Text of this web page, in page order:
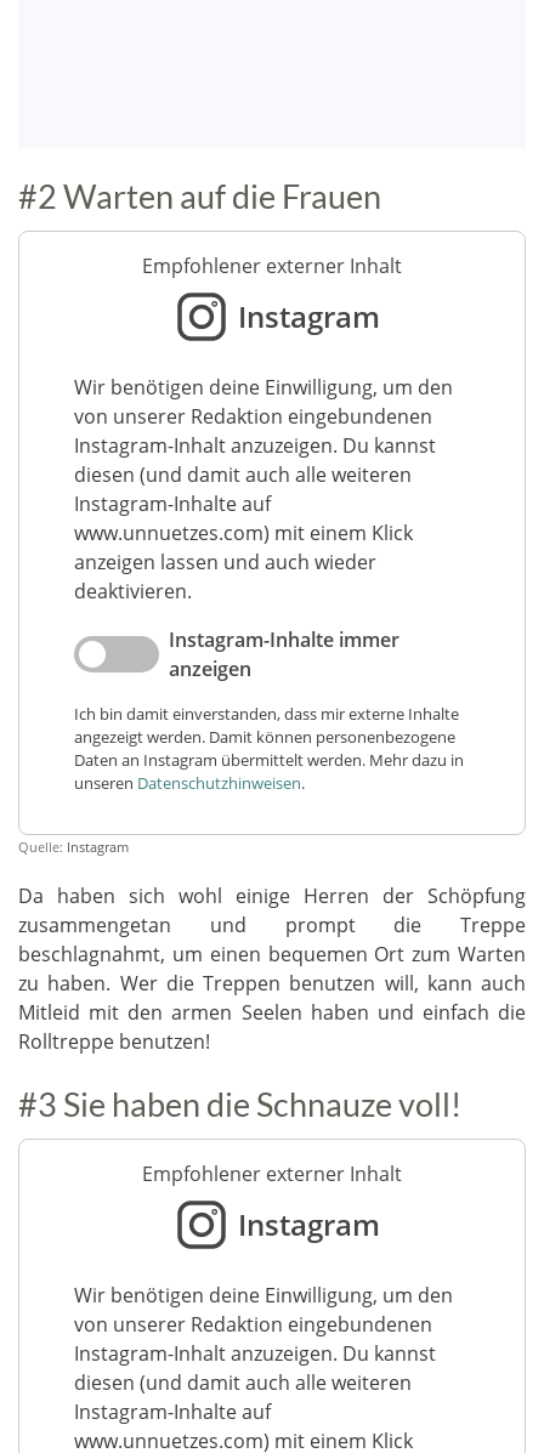
#2 Warten auf die Frauen
Empfohlener externer Inhalt
Instagram
Wir benötigen deine Einwilligung, um den
von unserer Redaktion eingebundenen
Instagram-Inhalt anzuzeigen. Du kannst
diesen (und damit auch alle weiteren
Instagram-Inhalte auf
www.unnuetzes.com) mit einem Klick
anzeigen lassen und auch wieder
deaktivieren.
Instagram-Inhalte immer
anzeigen
Ich bin damit einverstanden, dass mir externe Inhalte
angezeigt werden. Damit können personenbezogene
Daten an Instagram übermittelt werden. Mehr dazu in
unseren Datenschutzhinweisen.
Quelle: Instagram
Da haben sich wohl einige Herren der Schöpfung
zusammengetan und prompt die Treppe
beschlagnahmt, um einen bequemen Ort zum Warten
zu haben. Wer die Treppen benutzen will, kann auch
Mitleid mit den armen Seelen haben und einfach die
Rolltreppe benutzen!
#3 Sie haben die Schnauze voll!
Empfohlener externer Inhalt
Instagram
Wir benötigen deine Einwilligung, um den
von unserer Redaktion eingebundenen
Instagram-Inhalt anzuzeigen. Du kannst
diesen (und damit auch alle weiteren
Instagram-Inhalte auf
www.unnuetzes.com) mit einem Klick